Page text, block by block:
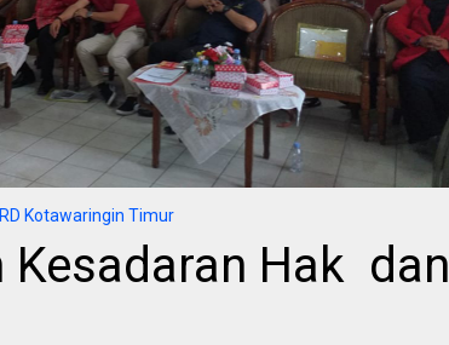
Kotawaringin Timur
Hak dan